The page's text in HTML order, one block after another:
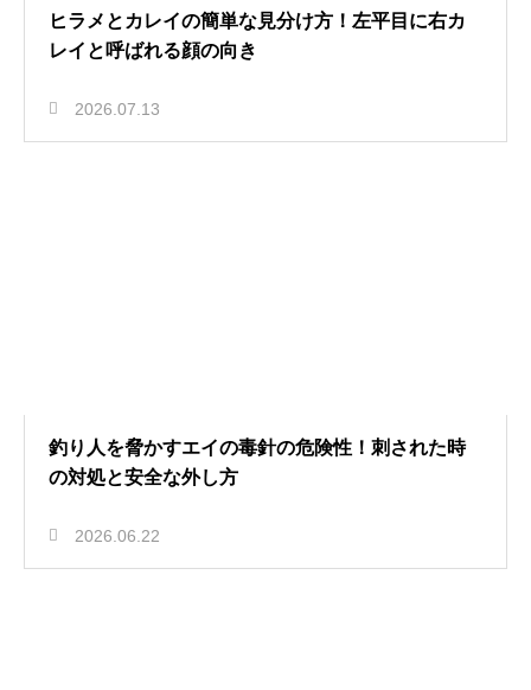
ヒラメとカレイの簡単な見分け方！左平目に右カ
レイと呼ばれる顔の向き
2026.07.13
釣り人を脅かすエイの毒針の危険性！刺された時
の対処と安全な外し方
2026.06.22